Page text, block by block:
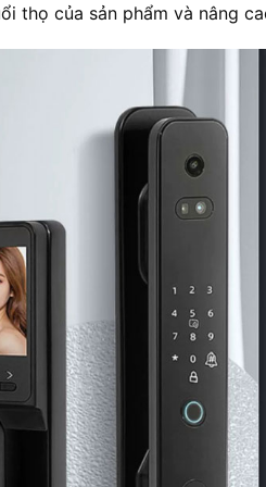
thọ của sản phẩm và nâng